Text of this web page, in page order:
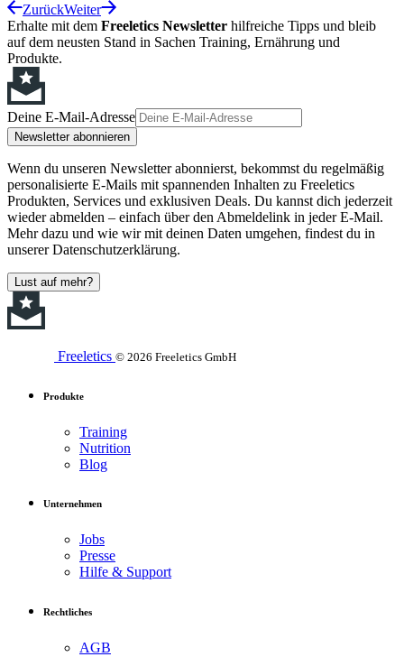
ZurückWeiter
Erhalte mit dem Freeletics Newsletter hilfreiche Tipps und bleib
auf dem neusten Stand in Sachen Training, Ernährung und
Produkte.
Deine E-Mail-Adresse
Newsletter abonnieren
Wenn du unseren Newsletter abonnierst, bekommst du regelmäßig
personalisierte E-Mails mit spannenden Inhalten zu Freeletics
Produkten, Services und exklusiven Deals. Du kannst dich jederzeit
wieder abmelden – einfach über den Abmeldelink in jeder E-Mail.
Mehr dazu und wie wir mit deinen Daten umgehen, findest du in
unserer Datenschutzerklärung.
Lust auf mehr?
Freeletics © 2026 Freeletics GmbH
Produkte
Training
Nutrition
Blog
Unternehmen
Jobs
Presse
Hilfe & Support
Rechtliches
AGB